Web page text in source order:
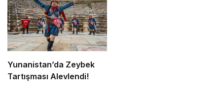
Yunanistan’da Zeybek
Tartışması Alevlendi!